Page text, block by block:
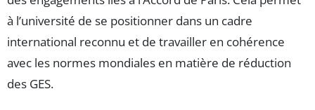
à l’université de se positionner dans un cadre
international reconnu et de travailler en cohérence
avec les normes mondiales en matière de réduction
des GES.